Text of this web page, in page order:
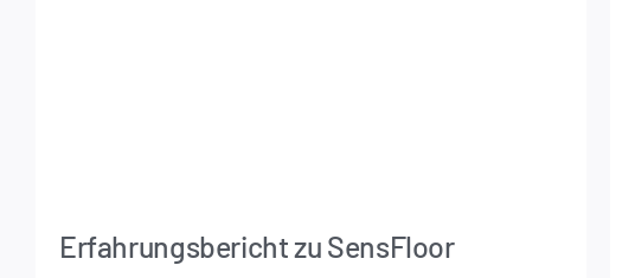
Erfahrungsbericht zu SensFloor